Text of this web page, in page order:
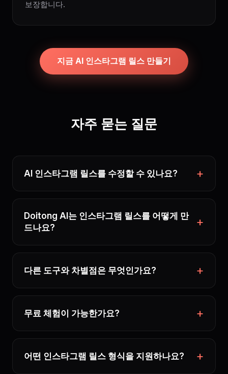
보장합니다.
지금 AI 인스타그램 릴스 만들기
자주 묻는 질문
AI 인스타그램 릴스를 수정할 수 있나요?
Doitong AI는 인스타그램 릴스를 어떻게 만
드나요?
다른 도구와 차별점은 무엇인가요?
무료 체험이 가능한가요?
어떤 인스타그램 릴스 형식을 지원하나요?